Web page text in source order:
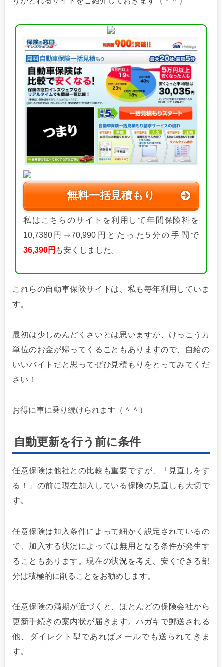
無料一括見積もり
私はこちらのサイトを利用して年間保険料を
10,7380円⇒70,990円とたった5分の手間で
36,390円 も安くしました。
これらの自動車保険サイトは、私も毎年利用していま
す。
最初は少しめんどくさいとは思いますが、けっこう万
単位のお金が帰ってくることもありますので、自給の
いいバイトだと思ってぜひ見積もりをとってみてくだ
さい！
お得に車に乗り続けられます（＾＾）
自動更新を行う前に条件
任意保険は他社との比較も重要ですが、「 見直しをす
る！」 の前に現在加入している保険の見直しも大切で
す。
任意保険は加入条件によって細かく設定されているの
で、加入する状況によっては無用となる条件が発生す
ることもあります。現在の状況を考え、安くできる部
分は積極的に削ることをお勧めします。
任意保険の満期が近づくと、ほとんどの保険会社から
更新手続きの案内状が届きます。ハガキで郵送される
他、ダイレクト型であればメールでも送られてきま
す。